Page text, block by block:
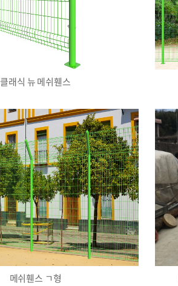
클래식 뉴 메쉬휀스
메쉬휀스 ㄱ형